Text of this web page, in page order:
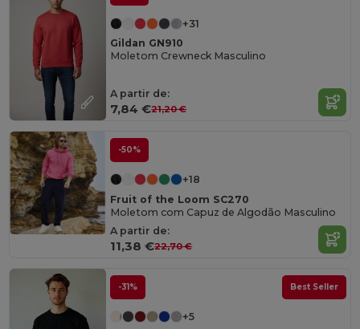
+31
Gildan GN910
Moletom Crewneck Masculino
A partir de:
7,84 €21,20 €
-50%
+18
Fruit of the Loom SC270
Moletom com Capuz de Algodão Masculino
A partir de:
11,38 €22,70 €
-31% Best Seller
+5